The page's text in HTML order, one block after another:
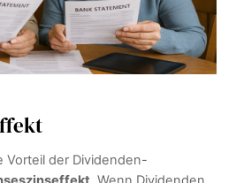
Vorteil der Dividenden-